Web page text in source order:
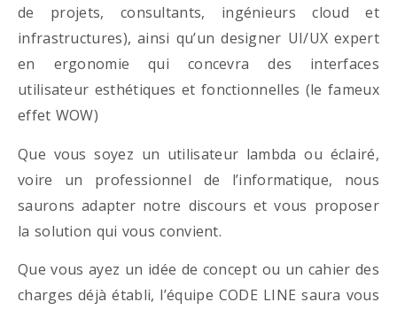
de projets, consultants, ingénieurs cloud et
infrastructures), ainsi qu’un designer UI/UX expert
en ergonomie qui concevra des interfaces
utilisateur esthétiques et fonctionnelles (le fameux
effet WOW)
Que vous soyez un utilisateur lambda ou éclairé,
voire un professionnel de l’informatique, nous
saurons adapter notre discours et vous proposer
la solution qui vous convient.
Que vous ayez un idée de concept ou un cahier des
charges déjà établi, l’équipe CODE LINE saura vous